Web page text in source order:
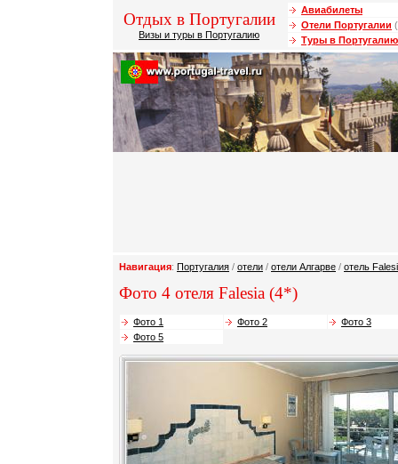
Отдых в Португалии
Визы и туры в Португалию
Авиабилеты
Отели Португалии
Туры в Португалию
Навигация: Португалия / отели / отели Алгарве / отель
Фото 4 отеля Falesia (4*)
Фото 1 Фото 2
Фото 3
Фото 5